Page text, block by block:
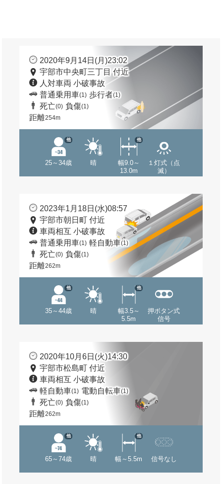
2020年9月14日(月)23:02
宇部市中央町三丁目 付近
人対車両 小破事故
普通乗用車(1) 歩行者(1)
死亡(0) 負傷(1)
距離254m
25～34歳
他
晴
幅9.0～
13.0m
他
１灯式（点
滅）
2023年1月18日(水)08:57
宇部市朝日町 付近
車両相互 小破事故
普通乗用車(1) 軽自動車(1)
死亡(0) 負傷(1)
距離262m
35～44歳
他
晴
幅3.5～
5.5m
他
押ボタン式
信号
2020年10月6日(火)14:30
宇部市松島町 付近
車両相互 小破事故
軽自動車(1) 電動自転車(1)
死亡(0) 負傷(1)
距離262m
65～74歳
他
晴 幅～5.5m
他
信号なし